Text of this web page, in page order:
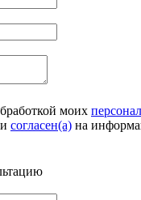
моих
согласен(а) на